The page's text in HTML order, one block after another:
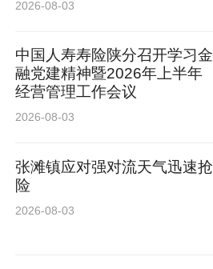
2026-08-03
中国人寿寿险陕分召开学习金
融党建精神暨2026年上半年
经营管理工作会议
2026-08-03
张滩镇应对强对流天气迅速抢
险
2026-08-03